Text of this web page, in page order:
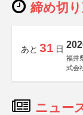
締め切
あと 31 日
福井
式会
ニュー